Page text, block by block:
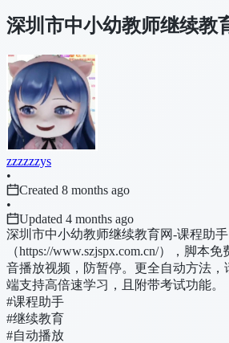
深圳市中小幼教师继续教
zzzzzzys
•
Created 8 months ago
•
Updated 4 months ago
深圳市中小幼教师继续教育网-课程助手
（https://www.szjspx.com.cn/），脚本
音播放视频，防暂停。更全自动方法，
端支持高倍速学习，且附带考试功能。
#课程助手
#继续教育
#自动播放